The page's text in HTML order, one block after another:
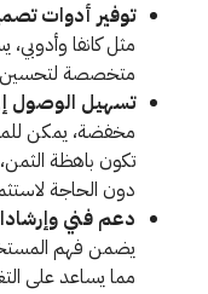
توفير أدوات
مثل كانفا
متخصصة لتحسين
تسهيل الوصول
مخفضة، يمكن
تكون باهظة
دون الحاجة
دعم فني
يضمن فهم
مما يساعد على